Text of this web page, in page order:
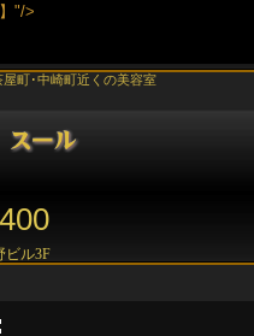
"/>
町･中崎町近くの美容室
ビル3F